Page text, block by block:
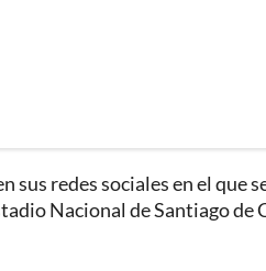
sus redes sociales en el que
Nacional de Santiago